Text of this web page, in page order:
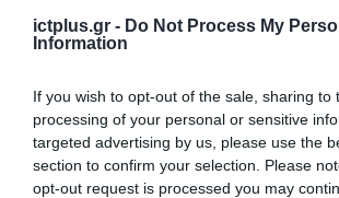
ictplus.gr - Do Not Process My
Information
If you wish to opt-out of the sale, sharing to
processing of your personal or sensitive
targeted advertising by us, please use the
section to confirm your selection. Please
opt-out request is processed you may
Αυτές θα καταβάλουν, επίσης,
κόστους συμμετοχής στο
εξωστρεφούς επιχειρηματικής
η οποία θα διαρκέσει τέσσερις
δυο τελευταίες εβδομάδες να